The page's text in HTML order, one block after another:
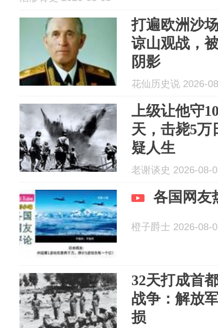
打遍欧洲沙
谅山观战，
阴影
花仙历史说 2026-
上级让他守
天，击毙5万
疑人生
老谢谈史 2026-08-
各国网友
橙子爵士 2026-08-
32天打成首
战争：解放
损